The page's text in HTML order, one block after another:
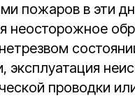
пожаров в эти
неосторожное
эксплуатация
проводки